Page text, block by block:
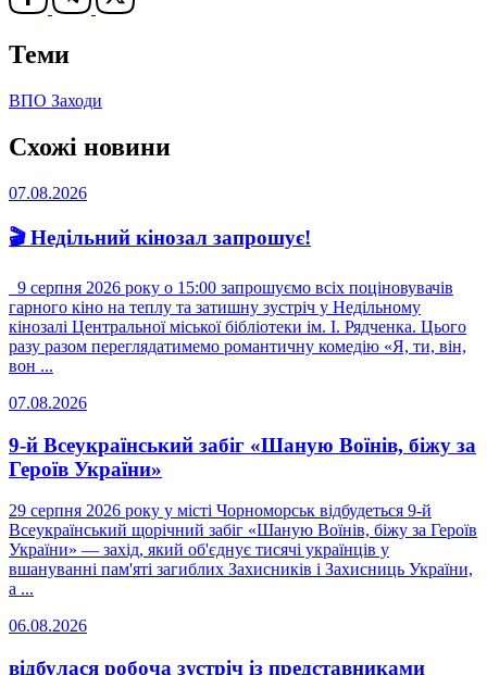
Теми
ВПО Заходи
Схожі новини
07.08.2026
🎬 Недільний кінозал запрошує!
9 серпня 2026 року о 15:00 запрошуємо всіх поціновувачів
гарного кіно на теплу та затишну зустріч у Недільному
кінозалі Центральної міської бібліотеки ім. І. Рядченка. Цього
разу разом переглядатимемо романтичну комедію «Я, ти, він,
вон ...
07.08.2026
9-й Всеукраїнський забіг «Шаную Воїнів, біжу за
Героїв України»
29 серпня 2026 року у місті Чорноморськ відбудеться 9-й
Всеукраїнський щорічний забіг «Шаную Воїнів, біжу за Героїв
України» — захід, який об'єднує тисячі українців у
вшануванні пам'яті загиблих Захисників і Захисниць України,
а ...
06.08.2026
відбулася робоча зустріч із представниками